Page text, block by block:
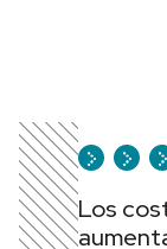
Los